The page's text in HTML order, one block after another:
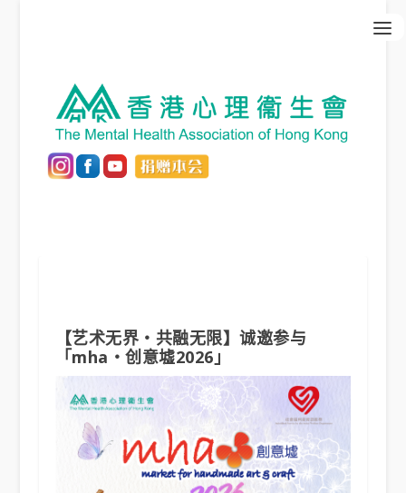
【艺术无界・共融无限】诚邀参与
「mha・创意墟2026」